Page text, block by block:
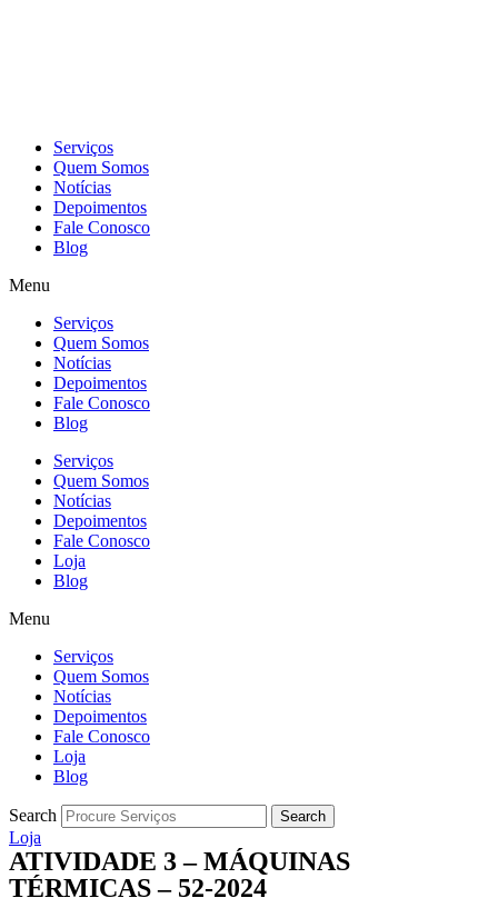
Serviços
Quem Somos
Notícias
Depoimentos
Fale Conosco
Blog
Menu
Serviços
Quem Somos
Notícias
Depoimentos
Fale Conosco
Blog
Serviços
Quem Somos
Notícias
Depoimentos
Fale Conosco
Loja
Blog
Menu
Serviços
Quem Somos
Notícias
Depoimentos
Fale Conosco
Loja
Blog
Search Search
Loja
ATIVIDADE 3 – MÁQUINAS
TÉRMICAS – 52-2024